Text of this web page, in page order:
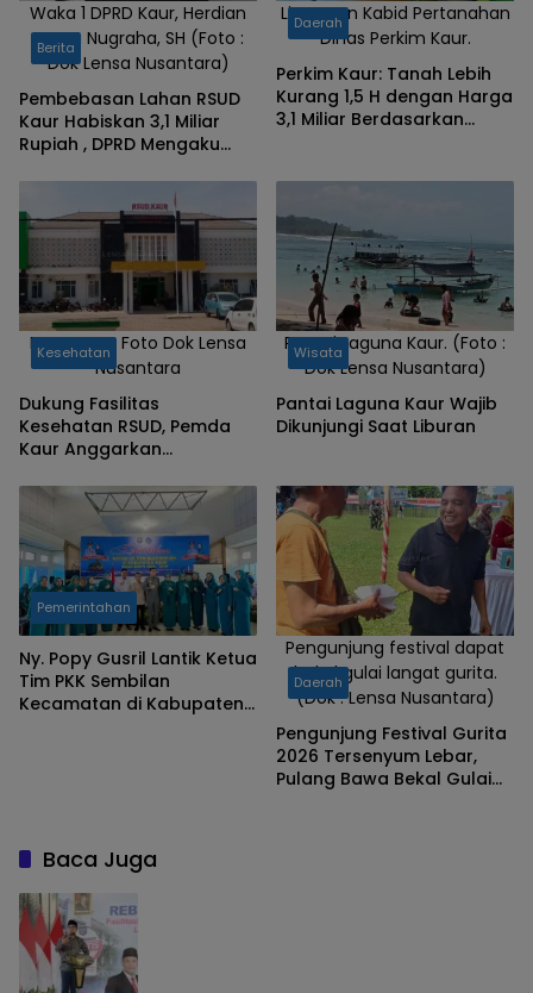
Waka 1 DPRD Kaur, Herdian
Sapta Nugraha, SH (Foto :
Dok Lensa Nusantara)
Berita
Pembebasan Lahan RSUD
Kaur Habiskan 3,1 Miliar
Rupiah , DPRD Mengaku
Linarman Kabid Pertanahan
Dinas Perkim Kaur.
Daerah
Perkim Kaur: Tanah Lebih
Kurang 1,5 H dengan Harga
3,1 Miliar Berdasarkan
RSUD Kaur, Foto Dok Lensa
Nusantara
Kesehatan
Dukung Fasilitas
Kesehatan RSUD, Pemda
Kaur Anggarkan
Perluasan
Pantai Laguna Kaur. (Foto :
Dok Lensa Nusantara)
Wisata
Pantai Laguna Kaur Wajib
Dikunjungi Saat Liburan
Pemerintahan
Ny. Popy Gusril Lantik Ketua
Tim PKK Sembilan
Kecamatan di Kabupaten
Pengunjung festival dapat
bekal gulai langat gurita.
(Dok : Lensa Nusantara)
Daerah
Pengunjung Festival Gurita
2026 Tersenyum Lebar,
Pulang Bawa Bekal Gulai
Baca Juga